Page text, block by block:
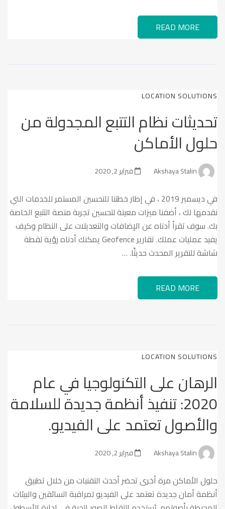
READ MORE
LOCATION SOLUTIONS
تحديثات نظام التتبع المجدولة من
حلول الأماكن
فبراير 2, 2020
في ديسمبر 2019 ، في إطار خطتنا للتحسين المستمر للخدمات التي
نقدمها لك ، أضفنا ميزات معينة لتحسين تجربة منصة التتبع الخاصة
بك. سوف تقرأ أدناه عن الإضافات والتعديلات على النظام وكيف
يفيد عمليات عملك. تقارير Geofence يمكنك أدناه رؤية لقطة
شاشة للتقرير المحدث حديثًا. …
READ MORE
LOCATION SOLUTIONS
الرهان على التكنولوجيا في عام
2020: تنفيذ أنظمة جديدة للسلامة
والأصول تعتمد على الفيديو.
فبراير 2, 2020
حلول الأماكن مرة أخرى تحضر أحدث التقنيات من خلال تطبيق
أنظمة أمان جديدة تعتمد على الفيديو لمراقبة السائقين والبيئات